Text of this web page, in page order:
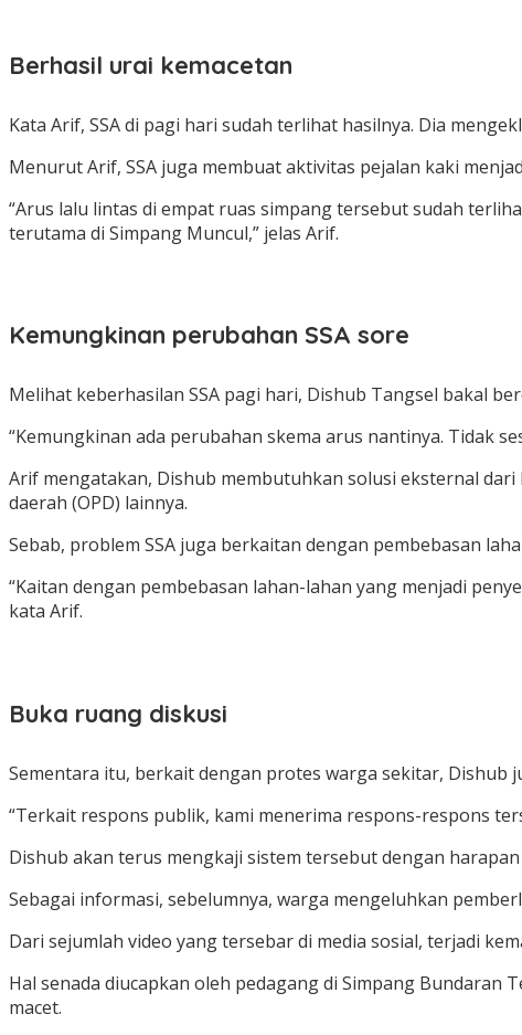
Berhasil urai kemacetan
Kata Arif, SSA di pagi hari sudah terlihat hasilnya. Dia
Menurut Arif, SSA juga membuat aktivitas pejalan kaki
“Arus lalu lintas di empat ruas simpang tersebut sudah
terutama di Simpang Muncul,” jelas Arif.
Kemungkinan perubahan SSA sore
Melihat keberhasilan SSA pagi hari, Dishub Tangsel bakal
“Kemungkinan ada perubahan skema arus nantinya. Tidak
Arif mengatakan, Dishub membutuhkan solusi eksternal
daerah (OPD) lainnya.
Sebab, problem SSA juga berkaitan dengan pembebasan
“Kaitan dengan pembebasan lahan-lahan yang menjadi
kata Arif.
Buka ruang diskusi
Sementara itu, berkait dengan protes warga sekitar, Dishub
“Terkait respons publik, kami menerima respons-respons
Dishub akan terus mengkaji sistem tersebut dengan
Sebagai informasi, sebelumnya, warga mengeluhkan
Dari sejumlah video yang tersebar di media sosial, terjadi
Hal senada diucapkan oleh pedagang di Simpang Bundaran
macet.